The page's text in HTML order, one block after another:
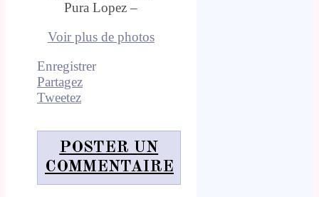
Pura Lopez –
Voir plus de photos
Enregistrer
Partagez
Tweetez
POSTER UN
COMMENTAIRE